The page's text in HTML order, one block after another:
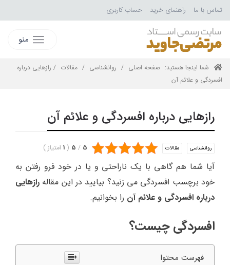
تماس با ما راهنمای خرید حساب کاربری
منو
شما اینجا هستید: صفحه اصلی / روانشناسی / مقالات / رازهایی درباره
افسردگی و علائم آن
رازهایی درباره افسردگی و علائم آن
روانشناسی مقالات 5
/
5
(
1 امتیاز)
آیا شما هم گاهی با یک ناراحتی و یا در خود فرو رفتن به
خود برچسب افسردگی می زنید؟ بیایید در این مقاله رازهایی
درباره افسردگی و علائم آن را بخوانیم.
افسردگی چیست؟
فهرست محتوا